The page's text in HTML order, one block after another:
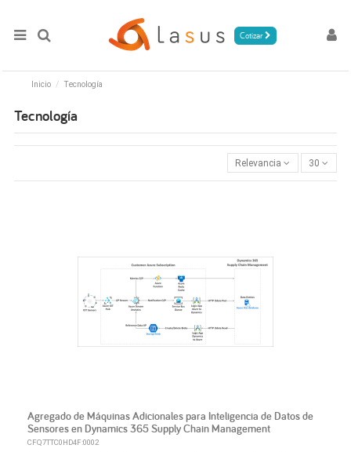
Cotizar
Inicio Tecnología
Tecnología
Relevancia 30
Agregado de Máquinas Adicionales para Inteligencia de Datos de
Sensores en Dynamics 365 Supply Chain Management
CFQ7TTC0HD4F:0002